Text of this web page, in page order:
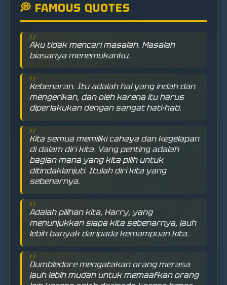
💭 FAMOUS QUOTES
Aku tidak mencari masalah. Masalah
biasanya menemukanku.
Kebenaran. Itu adalah hal yang indah dan
mengerikan, dan oleh karena itu harus
diperlakukan dengan sangat hati-hati.
Kita semua memiliki cahaya dan kegelapan
di dalam diri kita. Yang penting adalah
bagian mana yang kita pilih untuk
ditindaklanjuti. Itulah diri kita yang
sebenarnya.
Adalah pilihan kita, Harry, yang
menunjukkan siapa kita sebenarnya, jauh
lebih banyak daripada kemampuan kita.
Dumbledore mengatakan orang merasa
jauh lebih mudah untuk memaafkan orang